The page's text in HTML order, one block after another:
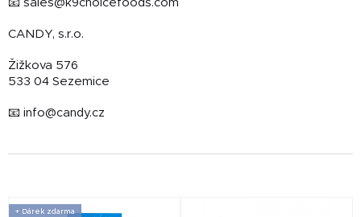
📧 sales@k9choicefoods.com
CANDY, s.r.o.
Žižkova 576
533 04 Sezemice
📧 info@candy.cz
V+ Dárek zdarma